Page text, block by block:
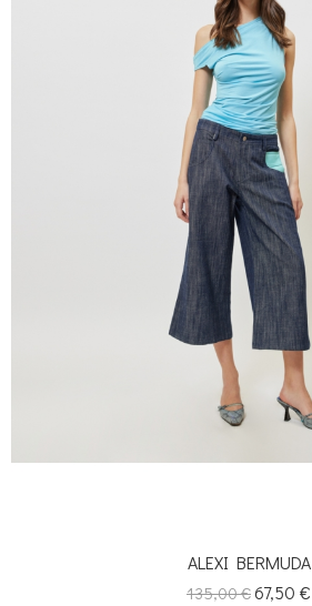
ALEXI BERMUDA
Κανονική
135,00 € Τιμή
67,50 €